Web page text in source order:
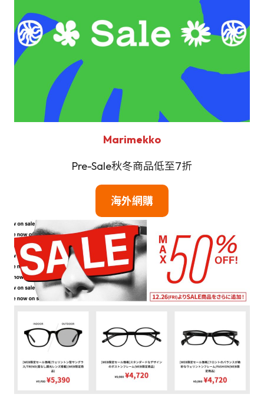
Marimekko
Pre-Sale秋冬商品低至7折
海外網購